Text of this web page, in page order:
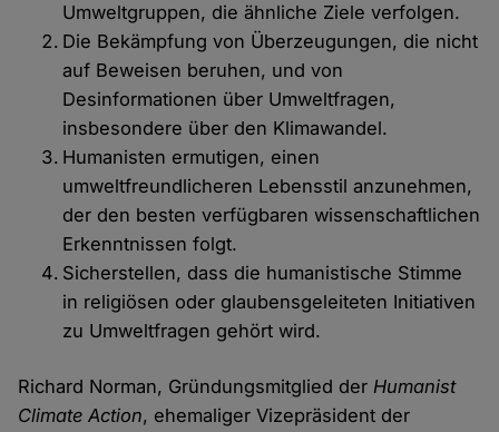
Umweltgruppen, die ähnliche Ziele verfolgen.
Die Bekämpfung von Überzeugungen, die nicht
auf Beweisen beruhen, und von
Desinformationen über Umweltfragen,
insbesondere über den Klimawandel.
Humanisten ermutigen, einen
umweltfreundlicheren Lebensstil anzunehmen,
der den besten verfügbaren wissenschaftlichen
Erkenntnissen folgt.
Sicherstellen, dass die humanistische Stimme
in religiösen oder glaubensgeleiteten Initiativen
zu Umweltfragen gehört wird.
Richard Norman, Gründungsmitglied derHumanist
Climate Action, ehemaliger Vizepräsident der